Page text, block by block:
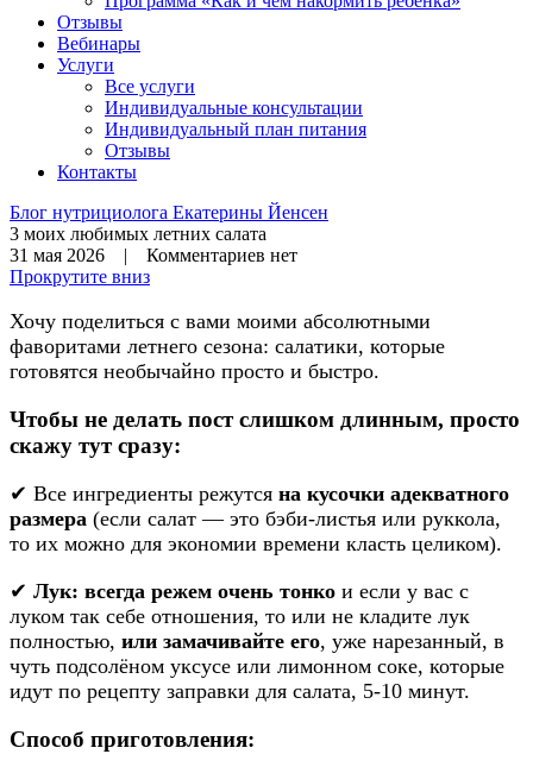
Отзывы
Вебинары
Услуги
Все услуги
Индивидуальные консультации
Индивидуальный план питания
Отзывы
Контакты
Блог нутрициолога Екатерины Йенсен
3 моих любимых летних салата
31 мая 2026 | Комментариев нет
Прокрутите вниз
Хочу поделиться с вами моими абсолютными
фаворитами летнего сезона: салатики, которые
готовятся необычайно просто и быстро.
Чтобы не делать пост слишком длинным, просто
скажу тут сразу:
✔ Все ингредиенты режутся на кусочки адекватного
размера (если салат — это бэби-листья или руккола,
то их можно для экономии времени класть целиком).
✔ Лук: всегда режем очень тонко и если у вас с
луком так себе отношения, то или не кладите лук
полностью, или замачивайте его, уже нарезанный, в
чуть подсолёном уксусе или лимонном соке, которые
идут по рецепту заправки для салата, 5-10 минут.
Способ приготовления: